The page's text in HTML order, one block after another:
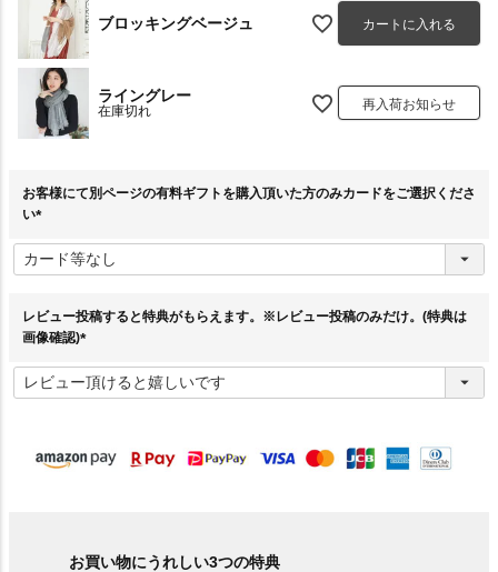
ブロッキングベージュ カートに入れる
ライングレー
在庫切れ 再入荷お知らせ
お客様にて別ページの有料ギフトを購入頂いた方のみカードをご選択くださ
い
必
須
レビュー投稿すると特典がもらえます。※レビュー投稿のみだけ。(特典は
画像確認)
必
須
お買い物にうれしい3つの特典